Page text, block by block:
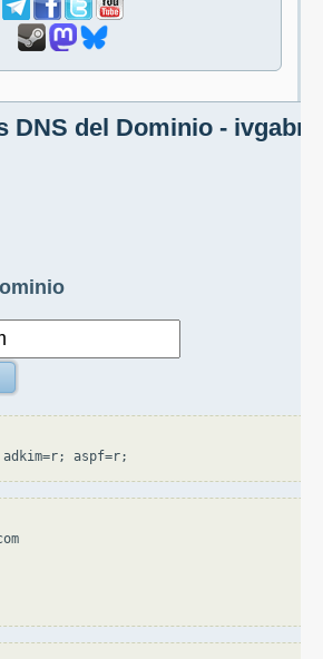
DNS del Dominio -
adkim=r; aspf=r;